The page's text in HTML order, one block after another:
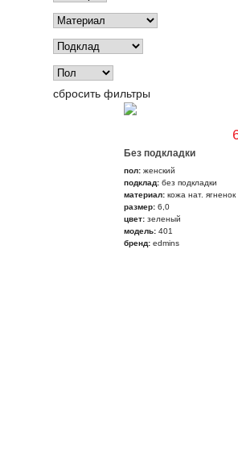
сбросить фильтры
Без подкладки
пол: женский
подклад: без подкладки
материал: кожа нат. ягненок
размер: 6,0
цвет: зеленый
модель: 401
бренд: edmins